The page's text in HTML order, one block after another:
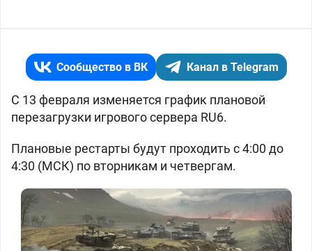
Сообщество в ВК Канал в Telegram
С 13 февраля изменяется график плановой
перезагрузки игрового сервера RU6.
Плановые рестарты будут проходить с 4:00 до
4:30 (МСК) по вторникам и четвергам.